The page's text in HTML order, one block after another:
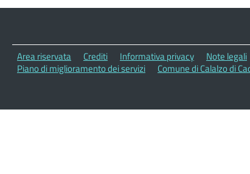
Area riservata Crediti Informativa privacy Note legali
Piano di miglioramento dei servizi
Comune di Calalzo di